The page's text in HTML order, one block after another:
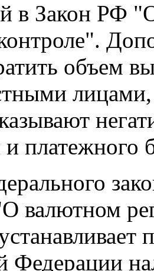
в Закон РФ
объем
платежного
валютном
Федерации